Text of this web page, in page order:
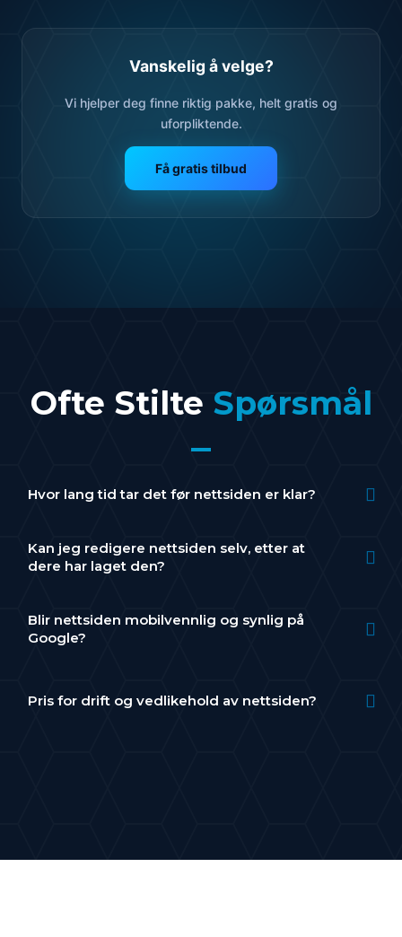
Vanskelig å velge?
Vi hjelper deg finne riktig pakke, helt gratis og
uforpliktende.
Få gratis tilbud
Ofte Stilte Spørsmål
Hvor lang tid tar det før nettsiden er klar?
Kan jeg redigere nettsiden selv, etter at
dere har laget den?
Blir nettsiden mobilvennlig og synlig på
Google?
Pris for drift og vedlikehold av nettsiden?